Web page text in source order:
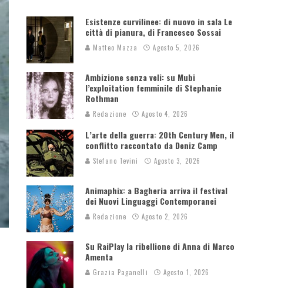
Esistenze curvilinee: di nuovo in sala Le
città di pianura, di Francesco Sossai
Matteo Mazza Agosto 5, 2026
Ambizione senza veli: su Mubi
l’exploitation femminile di Stephanie
Rothman
Redazione Agosto 4, 2026
L’arte della guerra: 20th Century Men, il
conflitto raccontato da Deniz Camp
Stefano Tevini Agosto 3, 2026
Animaphix: a Bagheria arriva il festival
dei Nuovi Linguaggi Contemporanei
Redazione Agosto 2, 2026
Su RaiPlay la ribellione di Anna di Marco
Amenta
Grazia Paganelli Agosto 1, 2026